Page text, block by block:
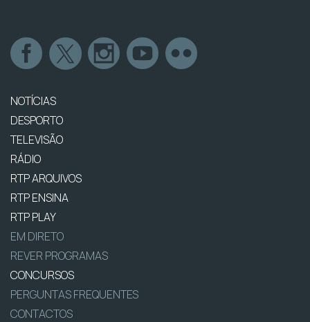
NOTÍCIAS
DESPORTO
TELEVISÃO
RÁDIO
RTP ARQUIVOS
RTP ENSINA
RTP PLAY
EM DIRETO
REVER PROGRAMAS
CONCURSOS
PERGUNTAS FREQUENTES
CONTACTOS